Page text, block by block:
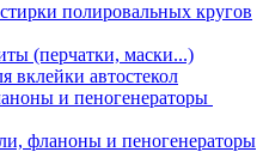
полировальных кругов
(перчатки, маски...)
вклейки автостекол
и пеногенераторы
фланоны и пеногенераторы